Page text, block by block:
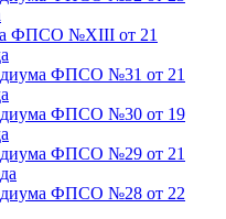
ФПСО №XIII от 21
ФПСО №31 от 21
ФПСО №30 от 19
ФПСО №29 от 21
ФПСО №28 от 22